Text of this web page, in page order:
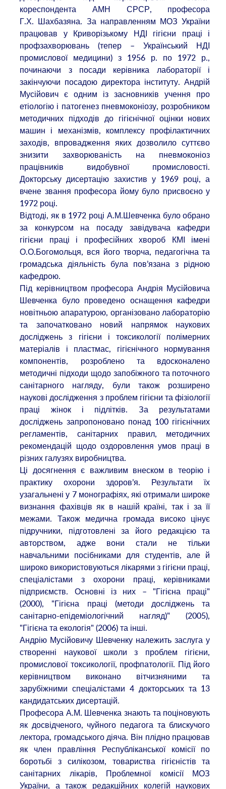
кореспондента АМН СРСР, професора
Г.Х. Шахбазяна. За направленням МОЗ України
працював у Криворізькому НДІ гігієни праці і
профзахворювань (тепер – Український НДІ
промислової медицини) з 1956 р. по 1972 р.,
починаючи з посади керівника лабораторії і
закінчуючи посадою директора інституту. Андрій
Мусійович є одним із засновників учення про
етіологію і патогенез пневмоконіозу, розробником
методичних підходів до гігієнічної оцінки нових
машин і механізмів, комплексу профілактичних
заходів, впровадження яких дозволило суттєво
знизити захворюваність на пневмоконіоз
працівників видобувної промисловості.
Докторську дисертацію захистив у 1969 році, а
вчене звання професора йому було присвоєно у
1972 році.
Відтоді, як в 1972 році А.М.Шевченка було обрано
за конкурсом на посаду завідувача кафедри
гігієни праці і професійних хвороб КМІ імені
О.О.Богомольця, вся його творча, педагогічна та
громадська діяльність була пов’язана з рідною
кафедрою.
Під керівництвом професора Андрія Мусійовича
Шевченка було проведено оснащення кафедри
новітньою апаратурою, організовано лабораторію
та започатковано новий напрямок наукових
досліджень з гігієни і токсикології полімерних
матеріалів і пластмас, гігієнічного нормування
компонентів, розроблено та вдосконалено
методичні підходи щодо запобіжного та поточного
санітарного нагляду, були також розширено
наукові дослідження з проблем гігієни та фізіології
праці жінок і підлітків. За результатами
досліджень запропоновано понад 100 гігієнічних
регламентів, санітарних правил, методичних
рекомендацій щодо оздоровлення умов праці в
різних галузях виробництва.
Ці досягнення є важливим внеском в теорію і
практику охорони здоров’я. Результати їх
узагальнені у 7 монографіях, які отримали широке
визнання фахівців як в нашій країні, так і за її
межами. Також медична громада високо цінує
підручники, підготовлені за його редакцією та
авторством, адже вони стали не тільки
навчальними посібниками для студентів, але й
широко використовуються лікарями з гігієни праці,
спеціалістами з охорони праці, керівниками
підприємств. Основні із них – "Гігієна праці"
(2000), "Гігієна праці (методи досліджень та
санітарно-епідеміологічний нагляд)" (2005),
"Гігієна та екологія" (2006) та інші.
Андрію Мусійовичу Шевченку належить заслуга у
створенні наукової школи з проблем гігієни,
промислової токсикології, профпатології. Під його
керівництвом виконано вітчизняними та
зарубіжними спеціалістами 4 докторських та 13
кандидатських дисертацій.
Професора А.М. Шевченка знають та поціновують
як досвідченого, чуйного педагога та блискучого
лектора, громадського діяча. Він плідно працював
як член правління Республіканської комісії по
боротьбі з силікозом, товариства гігієністів та
санітарних лікарів, Проблемної комісії МОЗ
України, а також редакційних колегій наукових